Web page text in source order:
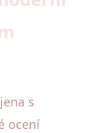
s
ocení